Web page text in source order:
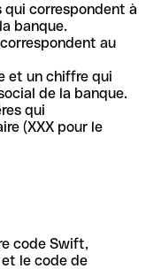
correspondent à
banque.
au
et un chiffre qui
de la banque.
qui
(XXX pour le
code Swift,
le code de